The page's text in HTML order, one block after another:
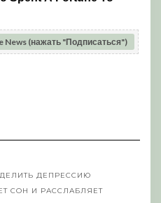
News (нажать "Подписаться")
ДЕПРЕССИЮ
СОН И РАССЛАБЛЯЕТ